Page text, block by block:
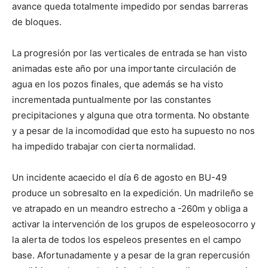
avance queda totalmente impedido por sendas barreras
de bloques.
La progresión por las verticales de entrada se han visto
animadas este año por una importante circulación de
agua en los pozos finales, que además se ha visto
incrementada puntualmente por las constantes
precipitaciones y alguna que otra tormenta. No obstante
y a pesar de la incomodidad que esto ha supuesto no nos
ha impedido trabajar con cierta normalidad.
Un incidente acaecido el día 6 de agosto en BU-49
produce un sobresalto en la expedición. Un madrileño se
ve atrapado en un meandro estrecho a -260m y obliga a
activar la intervención de los grupos de espeleosocorro y
la alerta de todos los espeleos presentes en el campo
base. Afortunadamente y a pesar de la gran repercusión